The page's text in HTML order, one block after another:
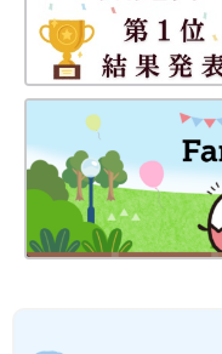
只今
際み
ング＆
した
て、
ひチ
医療費控除をする
申告時、「出産育児
医療費控除額を計算する